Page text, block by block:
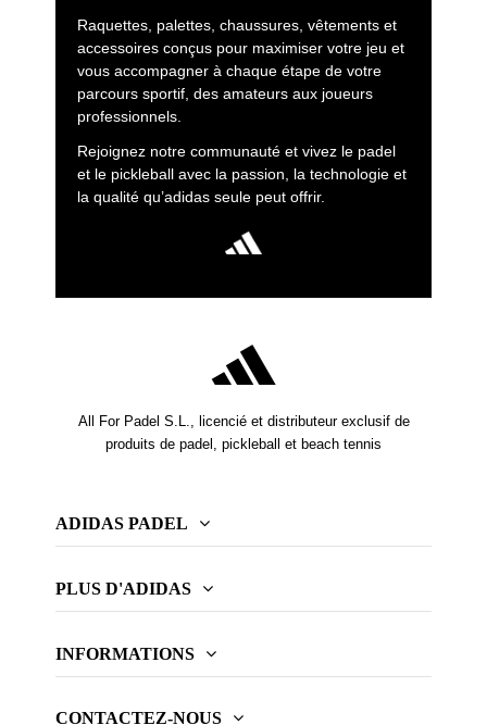
Raquettes, palettes, chaussures, vêtements et
accessoires conçus pour maximiser votre jeu et
vous accompagner à chaque étape de votre
parcours sportif, des amateurs aux joueurs
professionnels.
Rejoignez notre communauté et vivez le padel
et le pickleball avec la passion, la technologie et
la qualité qu’adidas seule peut offrir.
All For Padel S.L., licencié et distributeur exclusif de
produits de padel, pickleball et beach tennis
ADIDAS PADEL
PLUS D'ADIDAS
INFORMATIONS
CONTACTEZ-NOUS